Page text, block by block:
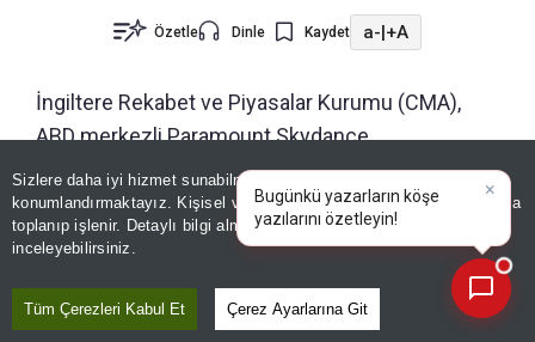
Sizlere daha iyi hizmet sunabilmek adına sitemizde
konumlandırmaktayız. Kişisel verileriniz, KVKK ve GDPR kapsamında
toplanıp işlenir. Detaylı bilgi almak içinAydınlatma Metnimizi
inceleyebilirsiniz.
Tüm Çerezleri Kabul Et Çerez Ayarlarına Git
Özetle Dinle Kaydet a-|+A
İngiltere Rekabet ve Piyasalar Kurumu (CMA),
ABD merkezli Paramount Skydance
Corporation'ın, Warner Bros. Discovery şirketini
satın alma işlemini onayladı.
CMA, satın alma işlemine ilişkin açıklama yaptı.
Bugünkü yazarların köşe yazıl